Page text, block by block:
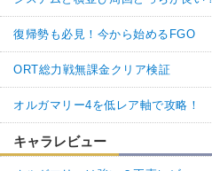
復帰勢も必見！今から始めるFGO
ORT総力戦無課金クリア検証
オルガマリー4を低レア軸で攻略！
キャラレビュー